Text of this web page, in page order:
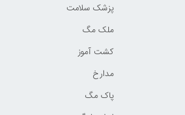
پزشک سلامت
ملک مگ
کشت آموز
مدارخ
پاک مگ